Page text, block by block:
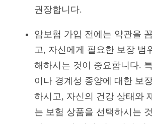
권장합니다.
암보험 가입 전에는 약관을
고, 자신에게 필요한 보장 범
해하시는 것이 중요합니다.
이나 경계성 종양에 대한 보
하시고, 자신의 건강 상태와
는 보험 상품을 선택하시는